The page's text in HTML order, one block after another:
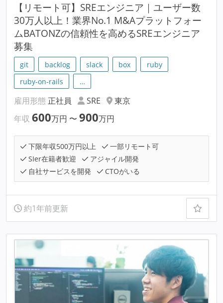
【リモート可】SREエンジニア｜ユーザー数
30万人以上！業界No.1 M&Aプラットフォー
ムBATONZの信頼性を高めるSREエンジニア
募集
git backlog slack box
ruby
ruby-on-rails
…
雇用形態 正社員 SRE
東京
年収 600万円 〜 900万円
下限年収500万円以上
一部リモート可
SIer在籍者歓迎
アジャイル開発
自社サービスを開発
CTOがいる
約1年前更新